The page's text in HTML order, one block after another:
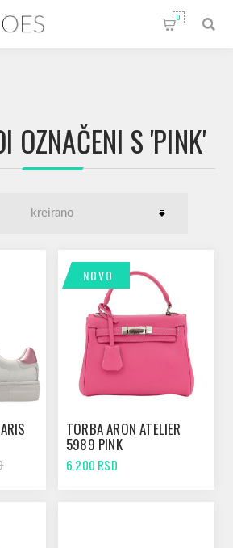
0
OZNAČENI S 'PINK'
NOVO
TORBA ARON ATELIER
5989 PINK
6.200 RSD